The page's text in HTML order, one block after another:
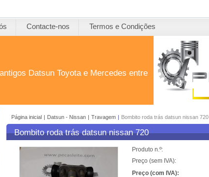
Contacte-nos Termos e Condições
Datsun Toyota e Mercedes entre
Página inicial | Datsun - Nissan | Travagem | Bombito roda trás datsun nissan 720
Bombito roda trás datsun nissan 720
Produto n.º:
Preço (sem IVA):
Preço (com IVA):